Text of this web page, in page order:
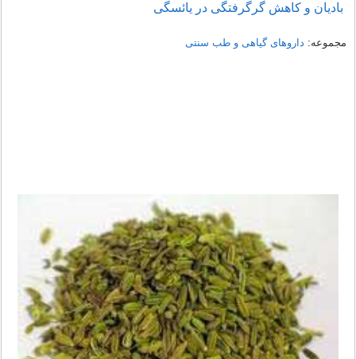
بادیان و كاهش گرگرفتگی در یائسگی
مجموعه: داروهای گیاهی و طب سنتی